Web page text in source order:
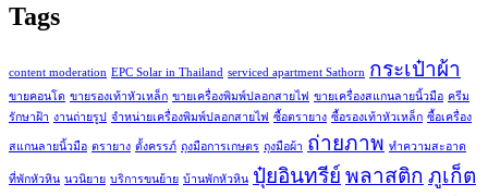
Tags
content moderation EPC Solar in Thailand serviced apartment Sathorn กระเป๋าผ้า
ขายคอนโด ขายรองเท้าหัวเหล็ก ขายเครื่องพิมพ์ปลอกสายไฟ ขายเครื่องสแกนลายนิ้วมือ ครีม
รักษาฝ้า งานถ่ายรูป จำหน่ายเครื่องพิมพ์ปลอกสายไฟ ซื้อตรายาง ซื้อรองเท้าหัวเหล็ก ซื้อเครื่อง
สแกนลายนิ้วมือ ตรายาง ตั้งครรภ์ ถุงมือการเกษตร ถุงมือผ้า ถ่ายภาพ ทำความสะอาด
ที่พักหัวหิน นวนิยาย บริการขนย้าย บ้านพักหัวหิน ปุ๋ยอินทรีย์ พลาสติก ภูเก็ต